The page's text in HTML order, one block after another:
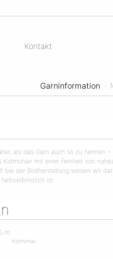
Kontakt
Garninformation ·
als das Garn auch so zu nennen –
Kidmohair mit einer Feinheit von
bei der Bildherstellung weisen wir
ist.
m
Kidmohair